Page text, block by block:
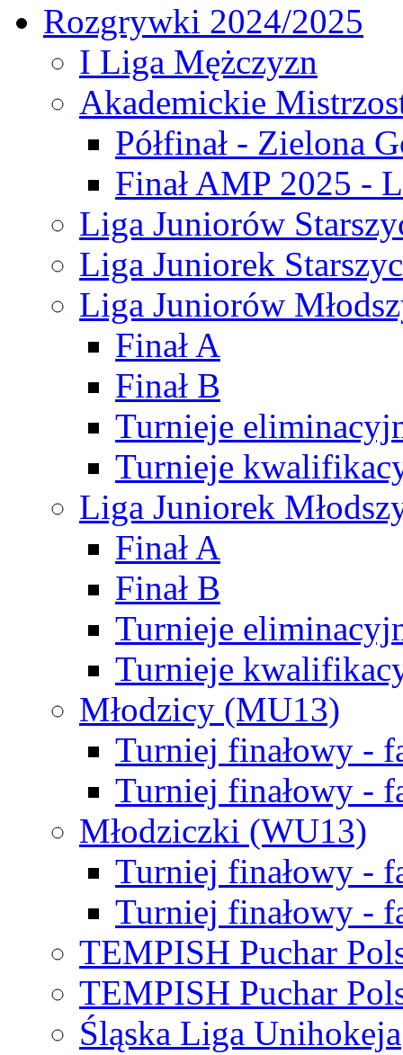
Rozgrywki 2024/2025
I Liga Mężczyzn
Akademickie
Półfinał - Zielona
Finał AMP 2025 -
Liga Juniorów
Liga Juniorek
Liga Juniorów
Finał A
Finał B
Turnieje
Turnieje
Liga Juniorek
Finał A
Finał B
Turnieje
Turnieje
Młodzicy (MU13)
Turniej finałowy -
Turniej finałowy -
Młodziczki (WU13)
Turniej finałowy -
Turniej finałowy -
TEMPISH Puchar
TEMPISH Puchar
Śląska Liga Unihokeja